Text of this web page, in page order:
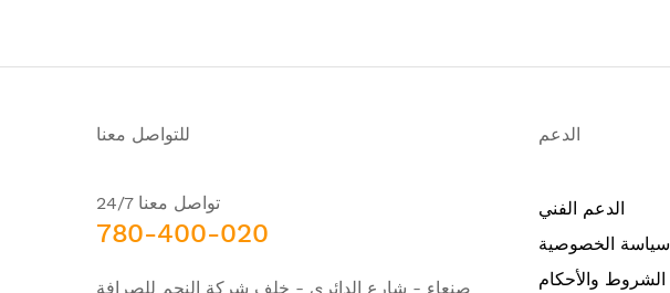
للتواصل معنا
تواصل معنا 24/7
780-400-020
صنعاء - شارع الدائري - خلف شركة النجم للصرافة
الدعم
الدعم الفني
سياسة الخصوصية
الشروط والأحكام